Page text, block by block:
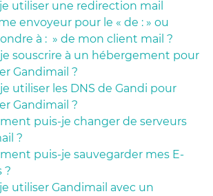
je utiliser une redirection mail
envoyeur pour le « de : » ou
à : » de mon client mail ?
je souscrire à un hébergement pour
Gandimail ?
je utiliser les DNS de Gandi pour
Gandimail ?
puis-je changer de serveurs
?
puis-je sauvegarder mes E-
?
utiliser Gandimail avec un